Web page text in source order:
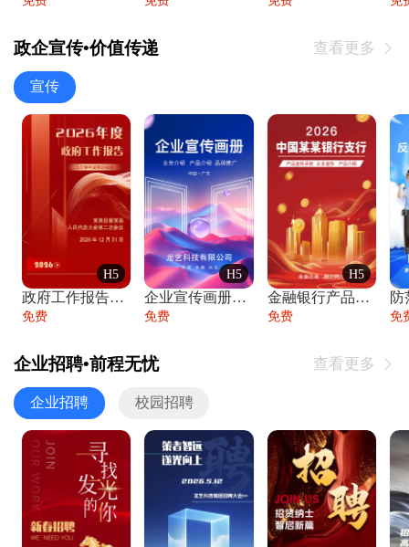
政企宣传•价值传递 查看更多 
宣传
H5
政府工作报告政府年终工作总结
免费
H5
企业宣传画册公司简介产品介绍业务宣传手册
免费
H5
金融银行产品宣传手册企业宣传产品介绍
免费
防
免
企业招聘•前程无忧 查看更多 
企业招聘 校园招聘